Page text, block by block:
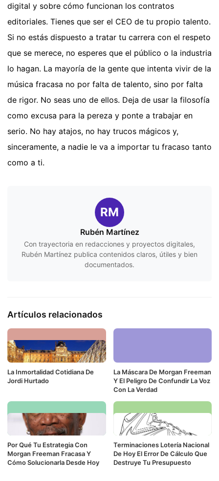
digital y sobre cómo funcionan los contratos
editoriales. Tienes que ser el CEO de tu propio talento.
Si no estás dispuesto a tratar tu carrera con el respeto
que se merece, no esperes que el público o la industria
lo hagan. La mayoría de la gente que intenta vivir de la
música fracasa no por falta de talento, sino por falta
de rigor. No seas uno de ellos. Deja de usar la filosofía
como excusa para la pereza y ponte a trabajar en
serio. No hay atajos, no hay trucos mágicos y,
sinceramente, a nadie le va a importar tu fracaso tanto
como a ti.
RM
Rubén Martínez
Con trayectoria en redacciones y proyectos digitales,
Rubén Martínez publica contenidos claros, útiles y bien
documentados.
Artículos relacionados
La Inmortalidad Cotidiana De
Jordi Hurtado
La Máscara De Morgan Freeman
Y El Peligro De Confundir La Voz
Con La Verdad
Por Qué Tu Estrategia Con
Morgan Freeman Fracasa Y
Cómo Solucionarla Desde Hoy
Terminaciones Lotería Nacional
De Hoy El Error De Cálculo Que
Destruye Tu Presupuesto